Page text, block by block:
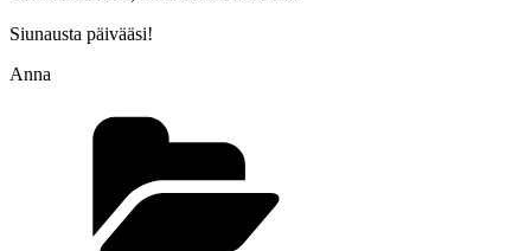
Siunausta päivääsi!
Anna